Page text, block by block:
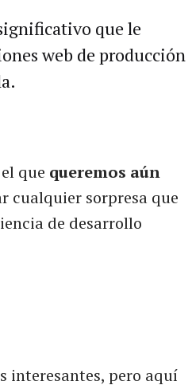
que le
web de producción
que queremos aún
cualquier sorpresa que
de desarrollo
interesantes, pero aquí